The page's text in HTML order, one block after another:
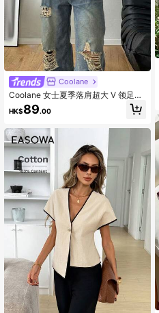
Coolane
Coolane 女士夏季落肩超大 V 领足球
球衣字母印花 T 恤，情侣同款
HK$89.00